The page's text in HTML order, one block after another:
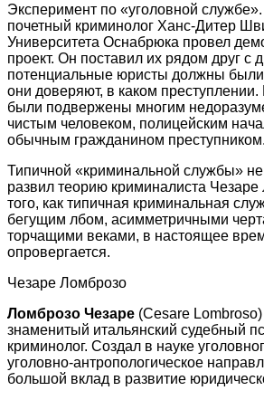
Эксперимент по «уголовной
почетный криминолог Ханс-Дитер
Университета Оснабрюка провел
проект. Он поставил их рядом друг с
потенциальные юристы должны были
они доверяют, в каком
были подвержены многим
чистым человеком, полицейским
обычным гражданином преступником.
Типичной «криминальной службы» не
развил теорию криминалиста
того, как типичная криминальная
бегущим лбом, асимметричными
торчащими веками, в настоящее
опровергается.
Чезаре Ломброзо
Ломброзо Чезаре (Cesare
знаменитый итальянский судебный
криминолог. Создал в науке
уголовно-антропологическое
большой вклад в развитие